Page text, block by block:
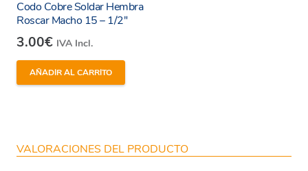
Codo Cobre Soldar Hembra
Roscar Macho 15 – 1/2″
3.00€ IVA Incl.
AÑADIR AL CARRITO
VALORACIONES DEL PRODUCTO